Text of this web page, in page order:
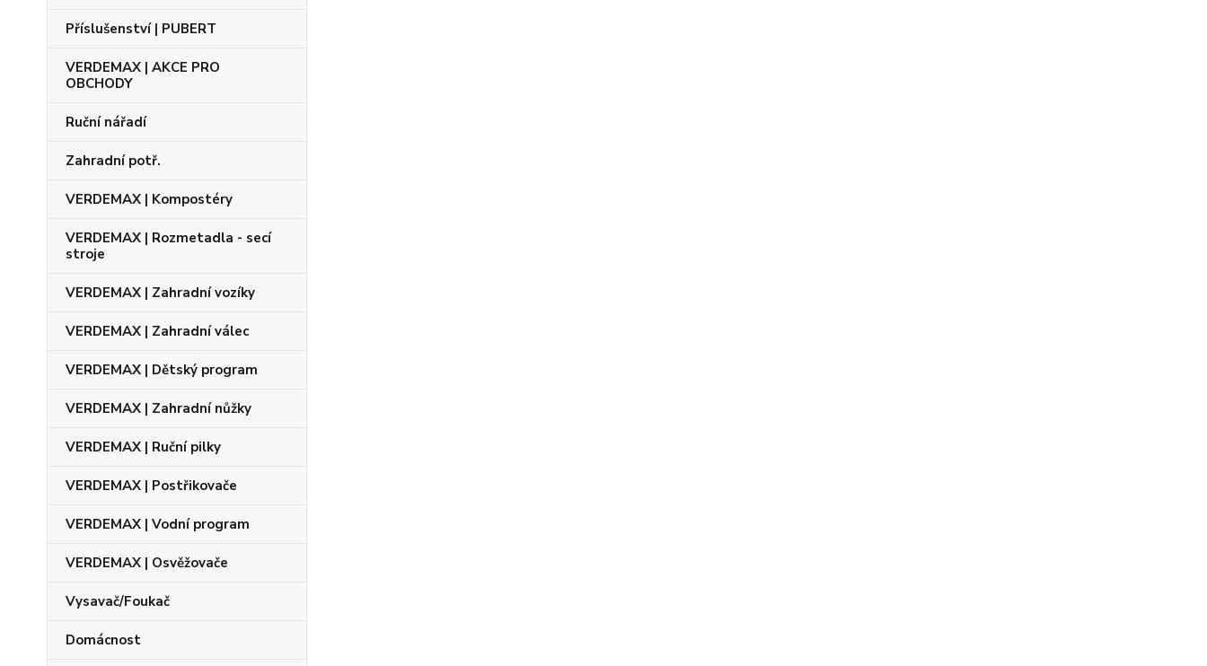
Příslušenství | PUBERT
VERDEMAX | AKCE PRO
OBCHODY
Ruční nářadí
Zahradní potř.
VERDEMAX | Kompostéry
VERDEMAX | Rozmetadla - secí
stroje
VERDEMAX | Zahradní vozíky
VERDEMAX | Zahradní válec
VERDEMAX | Dětský program
VERDEMAX | Zahradní nůžky
VERDEMAX | Ruční pilky
VERDEMAX | Postřikovače
VERDEMAX | Vodní program
VERDEMAX | Osvěžovače
Vysavač/Foukač
Domácnost